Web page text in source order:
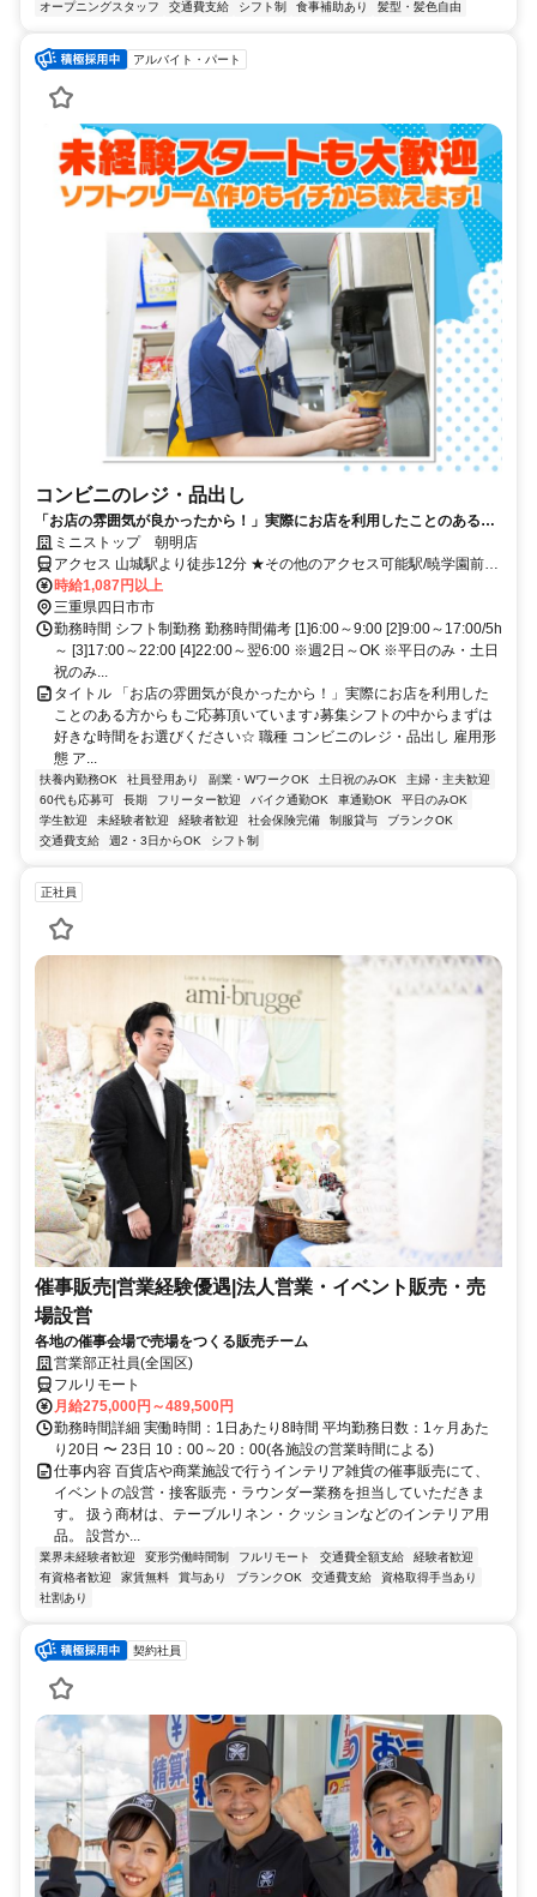
オープニングスタッフ 交通費支給 シフト制 食事補助あり 髪型・髪色自由
アルバイト・パート
コンビニのレジ・品出し
「お店の雰囲気が良かったから！」実際にお店を利用したことのある方
からもご応募頂いています♪募集シフトの中からまずは好きな時間をお選
びください☆
ミニストップ 朝明店
アクセス 山城駅より徒歩12分 ★その他のアクセス可能駅/暁学園前
駅、平津駅、保々駅、大矢知駅 ★県道62号線沿い、朝明町交差点そ
ば、下野小学校近く
時給1,087円以上
三重県四日市市
勤務時間 シフト制勤務 勤務時間備考 [1]6:00～9:00 [2]9:00～17:00/5h
～ [3]17:00～22:00 [4]22:00～翌6:00 ※週2日～OK ※平日のみ・土日
祝のみ...
タイトル 「お店の雰囲気が良かったから！」実際にお店を利用した
ことのある方からもご応募頂いています♪募集シフトの中からまずは
好きな時間をお選びください☆ 職種 コンビニのレジ・品出し 雇用形
態 ア...
扶養内勤務OK 社員登用あり 副業・WワークOK 土日祝のみOK
主婦・主夫歓迎
60代も応募可
長期 フリーター歓迎 バイク通勤OK 車通勤OK
平日のみOK
学生歓迎
未経験者歓迎 経験者歓迎 社会保険完備 制服貸与
ブランクOK
交通費支給
週2・3日からOK シフト制
正社員
催事販売|営業経験優遇|法人営業・イベント販売・売
場設営
各地の催事会場で売場をつくる販売チーム
営業部正社員(全国区)
フルリモート
月給275,000円～489,500円
勤務時間詳細 実働時間：1日あたり8時間 平均勤務日数：1ヶ月あた
り20日 〜 23日 10：00～20：00(各施設の営業時間による)
仕事内容 百貨店や商業施設で行うインテリア雑貨の催事販売にて、
イベントの設営・接客販売・ラウンダー業務を担当していただきま
す。 扱う商材は、テーブルリネン・クッションなどのインテリア用
品。 設営か...
業界未経験者歓迎 変形労働時間制 フルリモート 交通費全額支給
経験者歓迎
有資格者歓迎
家賃無料 賞与あり ブランクOK 交通費支給
資格取得手当あり
社割あり
契約社員